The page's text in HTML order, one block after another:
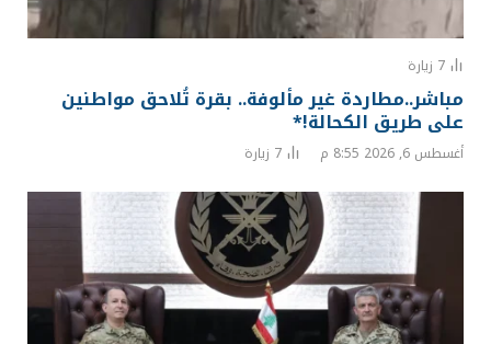
7 زيارة
مباشر..مطاردة غير مألوفة.. بقرة تُلاحق مواطنين
على طريق الكحالة!*
أغسطس 6, 2026 8:55 م 7 زيارة